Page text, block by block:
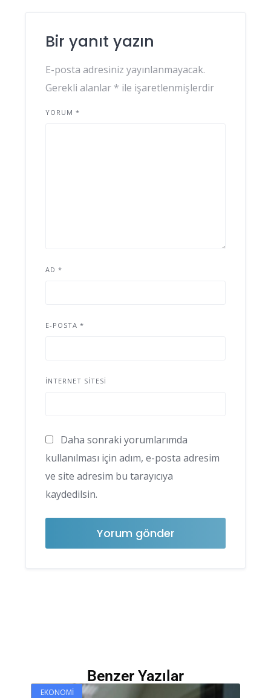
Bir yanıt yazın
E-posta adresiniz yayınlanmayacak.
Gerekli alanlar * ile işaretlenmişlerdir
YORUM *
AD *
E-POSTA *
İNTERNET SITESI
Daha sonraki yorumlarımda
kullanılması için adım, e-posta adresim
ve site adresim bu tarayıcıya
kaydedilsin.
Benzer Yazılar
EKONOMI